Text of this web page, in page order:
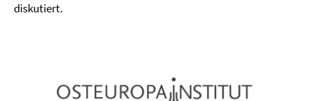
diskutiert.